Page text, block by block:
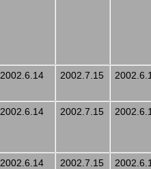
2002.6.14 2002.7.15
2002.6.14 2002.7.15
2002.6.14 2002.7.15